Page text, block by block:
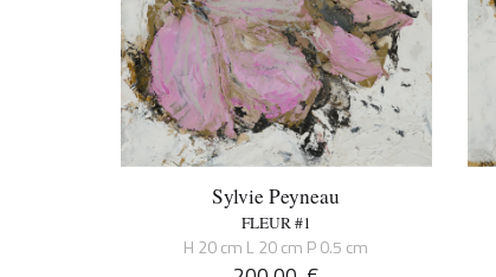
Sylvie Peyneau
FLEUR #1
H 20 cm L 20 cm P 0.5 cm